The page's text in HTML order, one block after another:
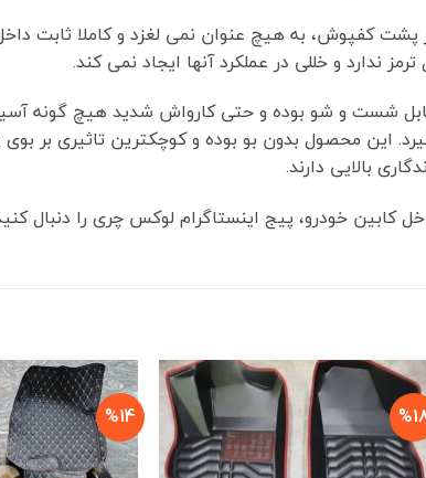
ندارد و خللی در عملکرد آنها ایجاد نمی کند.
بعدی به راحتی قابل شست و شو بوده و حتی کارواش شدید هیچ
محصول بدون بو بوده و کوچکترین تاثیری بر بوی
بالایی دارند.
خودرو، پیج اینستاگرام لوکس چری را دنبال
%14